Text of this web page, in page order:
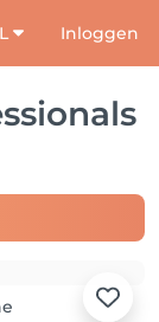
Inloggen